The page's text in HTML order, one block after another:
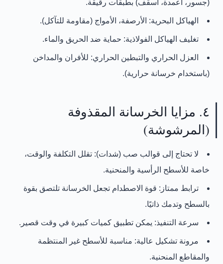
(جسور، أعمدة، أسقف) بطبقات رقيقة.
الهياكل البحرية: الأرصفة، الأمواج (مقاومة للتآكل).
تغليف الهياكل الفولاذية: حماية ضد الحريق والماء.
العزل الحراري والتبطين الحراري: للأفران والمداخن
(باستخدام خرسانة حرارية).
٤. مزايا الخرسانة المقذوفة
(المرشوشة)
لا تحتاج إلى قوالب صب (شدات): تقلل التكلفة والوقت،
خاصة للأسطح الرأسية والمنحنية.
ترابط ممتاز: قوة الاصطدام تجعل الخرسانة تلتصق بقوة
بالسطح وتدمك ذاتيًا.
سرعة التنفيذ: يمكن تطبيق كميات كبيرة في وقت قصير.
مرونة تشكيل عالية: مناسبة للأسطح غير المنتظمة
والمقاطع المنحنية.